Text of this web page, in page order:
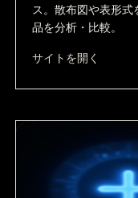
ス。散布図や表形式
品を分析・比較。
サイトを開く